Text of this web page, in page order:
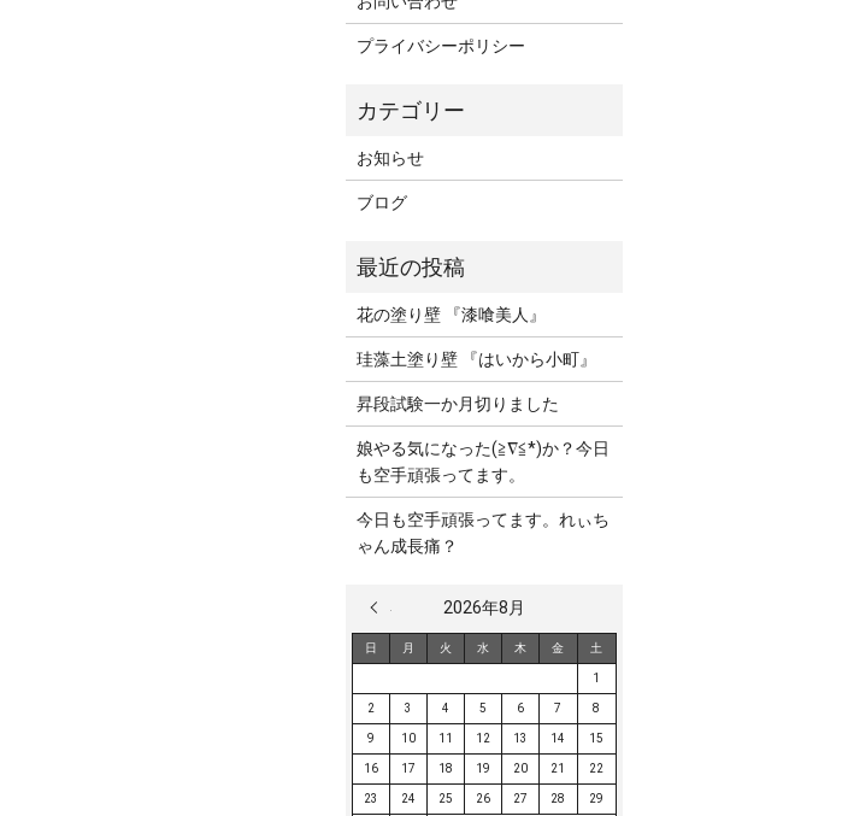
プライバシーポリシー
お知らせ
ブログ
花の塗り壁 『漆喰美人』
珪藻土塗り壁 『はいから小町』
昇段試験一か月切りました
娘やる気になった(≧∇≦*)か？今日
も空手頑張ってます。
今日も空手頑張ってます。れぃち
ゃん成長痛？
2026年8月
日 月 火 水 木 金 土
1
2 3 4 5 6 7 8
9 10 11 12 13 14 15
16 17 18 19 20 21 22
23 24 25 26 27 28 29